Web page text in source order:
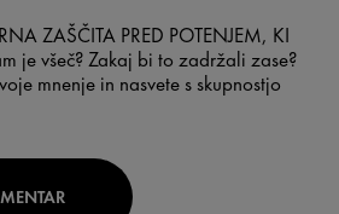
ZAŠČITA PRED POTENJEM, KI
je všeč? Zakaj bi to zadržali zase?
mnenje in nasvete s skupnostjo